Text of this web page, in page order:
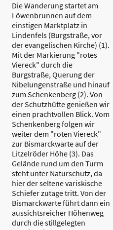
Die Wanderung startet am
Löwenbrunnen auf dem
einstigen Marktplatz in
Lindenfels (Burgstraße, vor
der evangelischen Kirche) (1).
Mit der Markierung "rotes
Viereck" durch die
Burgstraße, Querung der
Nibelungenstraße und hinauf
zum Schenkenberg (2). Von
der Schutzhütte genießen wir
einen prachtvollen Blick. Vom
Schenkenberg folgen wir
weiter dem "roten Viereck"
zur Bismarckwarte auf der
Litzelröder Höhe (3). Das
Gelände rund um den Turm
steht unter Naturschutz, da
hier der seltene variskische
Schiefer zutage tritt. Von der
Bismarckwarte führt dann ein
aussichtsreicher Höhenweg
durch die stillgelegten